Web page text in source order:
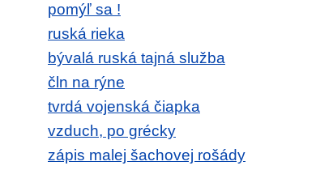
pomýľ sa !
ruská rieka
bývalá ruská tajná služba
čln na rýne
tvrdá vojenská čiapka
vzduch, po grécky
zápis malej šachovej rošády